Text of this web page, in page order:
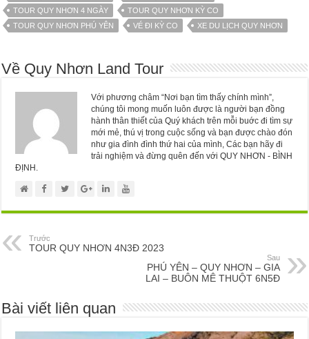
TOUR QUY NHƠN 4 NGÀY
TOUR QUY NHƠN KỲ CO
TOUR QUY NHƠN PHÚ YÊN
VÉ ĐI KỲ CO XE DU LỊCH QUY NHƠN
Về Quy Nhơn Land Tour
Với phương châm “Nơi bạn tìm thấy chính mình”,
chúng tôi mong muốn luôn được là người bạn đồng
hành thân thiết của Quý khách trên mỗi buớc đi tìm sự
mới mẻ, thú vị trong cuộc sống và bạn được chào đón
như gia đình đình thứ hai của mình, Các bạn hãy đi
trải nghiệm và đừng quên đến với QUY NHƠN - BÌNH
ĐỊNH.
Trước
TOUR QUY NHƠN 4N3Đ 2023
Sau
PHÚ YÊN – QUY NHƠN – GIA
LAI – BUÔN MÊ THUỘT 6N5Đ
Bài viết liên quan